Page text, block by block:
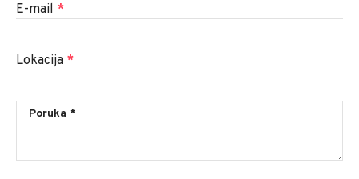
E-mail *
Lokacija *